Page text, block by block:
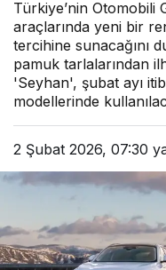
Türkiye’nin Otomobili
araçlarında yeni bir
tercihine sunacağını
pamuk tarlalarından
'Seyhan', şubat ayı
modellerinde
2 Şubat 2026, 07:30